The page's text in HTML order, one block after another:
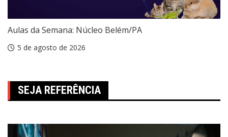
Aulas da Semana: Núcleo Belém/PA
5 de agosto de 2026
SEJA REFERÊNCIA